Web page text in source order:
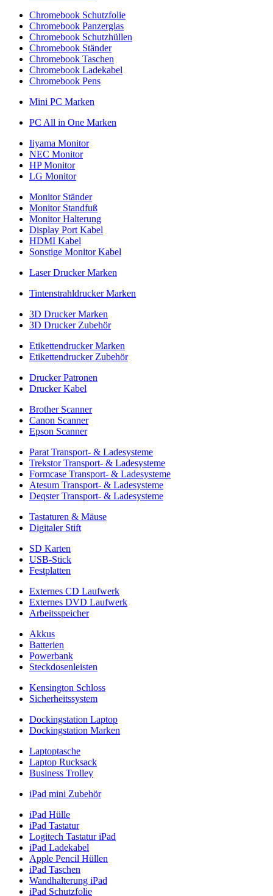
Chromebook Schutzfolie
Chromebook Panzerglas
Chromebook Schutzhüllen
Chromebook Ständer
Chromebook Taschen
Chromebook Ladekabel
Chromebook Pens
Mini PC Marken
PC All in One Marken
Iiyama Monitor
NEC Monitor
HP Monitor
LG Monitor
Monitor Ständer
Monitor Standfuß
Monitor Halterung
Display Port Kabel
HDMI Kabel
Sonstige Monitor Kabel
Laser Drucker Marken
Tintenstrahldrucker Marken
3D Drucker Marken
3D Drucker Zubehör
Etikettendrucker Marken
Etikettendrucker Zubehör
Drucker Patronen
Drucker Kabel
Brother Scanner
Canon Scanner
Epson Scanner
Parat Transport- & Ladesysteme
Trekstor Transport- & Ladesysteme
Formcase Transport- & Ladesysteme
Atesum Transport- & Ladesysteme
Deqster Transport- & Ladesysteme
Tastaturen & Mäuse
Digitaler Stift
SD Karten
USB-Stick
Festplatten
Externes CD Laufwerk
Externes DVD Laufwerk
Arbeitsspeicher
Akkus
Batterien
Powerbank
Steckdosenleisten
Kensington Schloss
Sicherheitssystem
Dockingstation Laptop
Dockingstation Marken
Laptoptasche
Laptop Rucksack
Business Trolley
iPad mini Zubehör
iPad Hülle
iPad Tastatur
Logitech Tastatur iPad
iPad Ladekabel
Apple Pencil Hüllen
iPad Taschen
Wandhalterung iPad
iPad Schutzfolie